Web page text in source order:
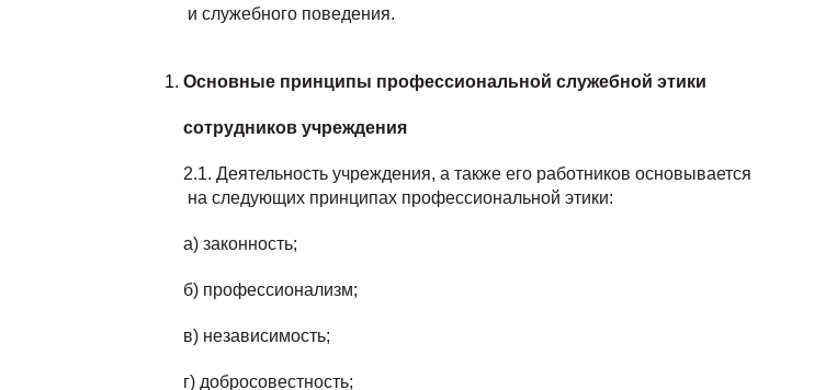
и служебного поведения.
Основные принципы профессиональной служебной этики
сотрудников учреждения
2.1. Деятельность учреждения, а также его работников основывается
на следующих принципах профессиональной этики:
а) законность;
б) профессионализм;
в) независимость;
г) добросовестность;